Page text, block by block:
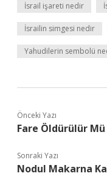
İsrail işareti nedir
İsrailin simgesi nedir
Yahudilerin sembolü
Önceki Yazı
Fare Öldürülür Mü
Sonraki Yazı
Nodul Makarna